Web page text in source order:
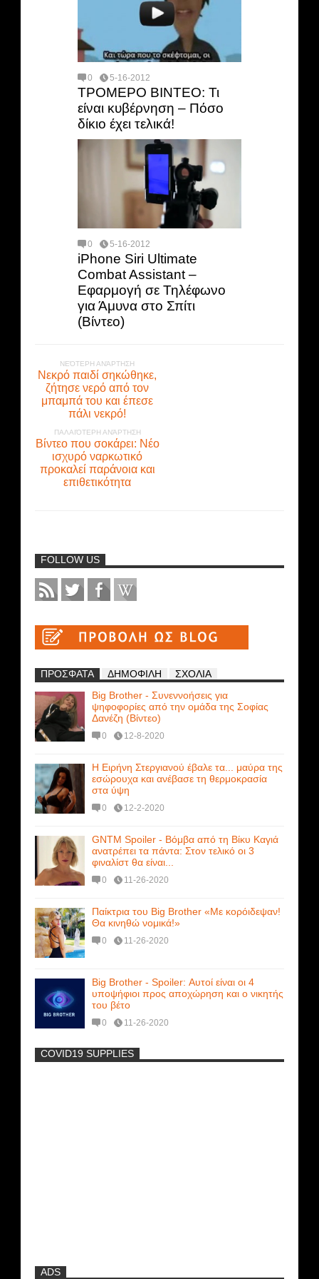
0 5-16-2012
ΤΡΟΜΕΡΟ ΒΙΝΤΕΟ: Τι
είναι κυβέρνηση – Πόσο
δίκιο έχει τελικά!
0 5-16-2012
iPhone Siri Ultimate
Combat Assistant –
Εφαρμογή σε Τηλέφωνο
για Άμυνα στο Σπίτι
(Βίντεο)
ΝΕΌΤΕΡΗ ΑΝΆΡΤΗΣΗ
Νεκρό παιδί σηκώθηκε,
ζήτησε νερό από τον
μπαμπά του και έπεσε
πάλι νεκρό!
ΠΑΛΑΙΌΤΕΡΗ ΑΝΆΡΤΗΣΗ
Βίντεο που σοκάρει: Νέο
ισχυρό ναρκωτικό
προκαλεί παράνοια και
επιθετικότητα
FOLLOW US
ΠΡΟΣΦΑΤΑ ΔΗΜΟΦΙΛΗ
ΣΧΟΛΙΑ
Big Brother - Συνεννοήσεις για
ψηφοφορίες από την ομάδα της Σοφίας
Δανέζη (Βίντεο)
0 12-8-2020
Η Ειρήνη Στεργιανού έβαλε τα... μαύρα της
εσώρουχα και ανέβασε τη θερμοκρασία
στα ύψη
0 12-2-2020
GNTM Spoiler - Βόμβα από τη Βίκυ Καγιά
ανατρέπει τα πάντα: Στον τελικό οι 3
φιναλίστ θα είναι...
0 11-26-2020
Παίκτρια του Big Brother «Με κορόιδεψαν!
Θα κινηθώ νομικά!»
0 11-26-2020
Big Brother - Spoiler: Αυτοί είναι οι 4
υποψήφιοι προς αποχώρηση και ο νικητής
του βέτο
0 11-26-2020
-
COVID19 SUPPLIES
ADS